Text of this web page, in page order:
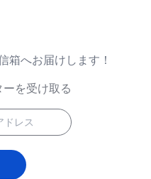
箱へお届けします！
を受け取る